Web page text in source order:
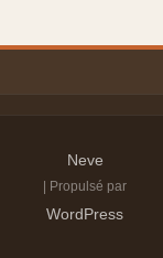
Neve
| Propulsé par
WordPress